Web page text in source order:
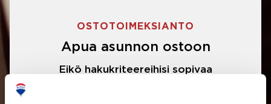
OSTOTOIMEKSIANTO
Apua asunnon ostoon
Eikö hakukriteereihisi sopivaa